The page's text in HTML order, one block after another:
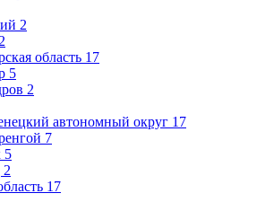
2
2
область 17
5
2
автономный округ 17
7
5
2
17